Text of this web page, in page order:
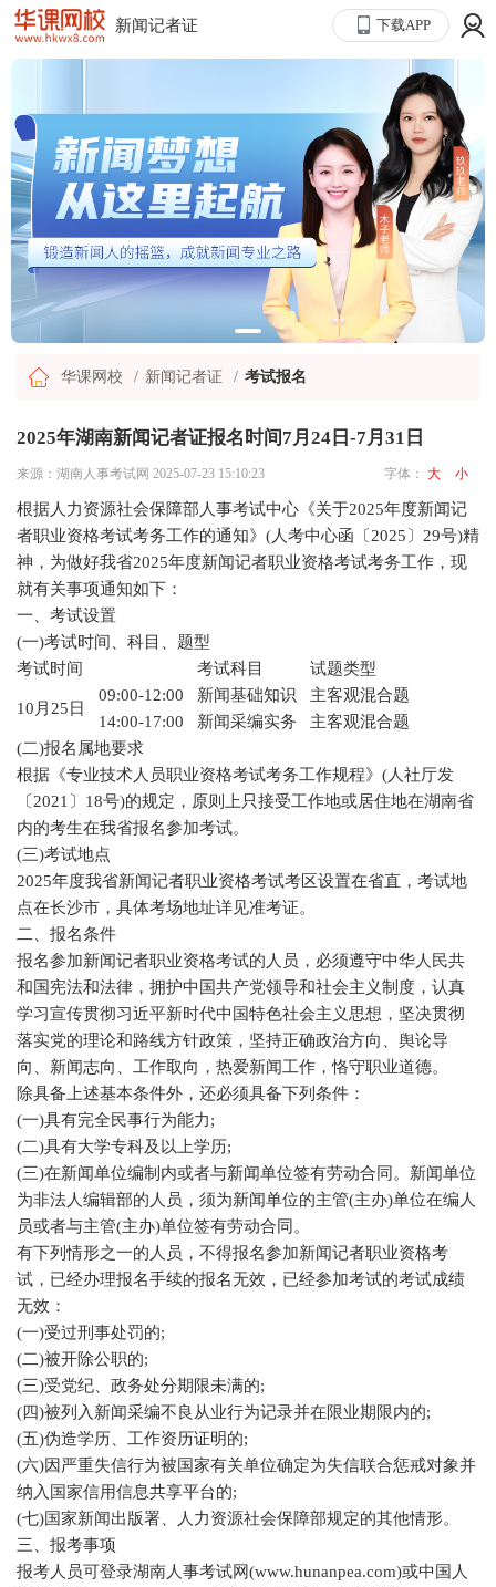
新闻记者证 下载APP
华课网校 新闻记者证 考试报名
2025年湖南新闻记者证报名时间7月24日-7月31日
来源：湖南人事考试网 2025-07-23 15:10:23 字体： 大 小
根据人力资源社会保障部人事考试中心《关于2025年度新闻记
者职业资格考试考务工作的通知》(人考中心函〔2025〕29号)精
神，为做好我省2025年度新闻记者职业资格考试考务工作，现
就有关事项通知如下：
一、考试设置
(一)考试时间、科目、题型
考试时间
考试科目 试题类型
10月25日
09:00-12:00 新闻基础知识 主客观混合题
14:00-17:00 新闻采编实务 主客观混合题
(二)报名属地要求
根据《专业技术人员职业资格考试考务工作规程》(人社厅发
〔2021〕18号)的规定，原则上只接受工作地或居住地在湖南省
内的考生在我省报名参加考试。
(三)考试地点
2025年度我省新闻记者职业资格考试考区设置在省直，考试地
点在长沙市，具体考场地址详见准考证。
二、报名条件
报名参加新闻记者职业资格考试的人员，必须遵守中华人民共
和国宪法和法律，拥护中国共产党领导和社会主义制度，认真
学习宣传贯彻习近平新时代中国特色社会主义思想，坚决贯彻
落实党的理论和路线方针政策，坚持正确政治方向、舆论导
向、新闻志向、工作取向，热爱新闻工作，恪守职业道德。
除具备上述基本条件外，还必须具备下列条件：
(一)具有完全民事行为能力;
(二)具有大学专科及以上学历;
(三)在新闻单位编制内或者与新闻单位签有劳动合同。新闻单位
为非法人编辑部的人员，须为新闻单位的主管(主办)单位在编人
员或者与主管(主办)单位签有劳动合同。
有下列情形之一的人员，不得报名参加新闻记者职业资格考
试，已经办理报名手续的报名无效，已经参加考试的考试成绩
无效：
(一)受过刑事处罚的;
(二)被开除公职的;
(三)受党纪、政务处分期限未满的;
(四)被列入新闻采编不良从业行为记录并在限业期限内的;
(五)伪造学历、工作资历证明的;
(六)因严重失信行为被国家有关单位确定为失信联合惩戒对象并
纳入国家信用信息共享平台的;
(七)国家新闻出版署、人力资源社会保障部规定的其他情形。
三、报考事项
报考人员可登录湖南人事考试网(www.hunanpea.com)或中国人